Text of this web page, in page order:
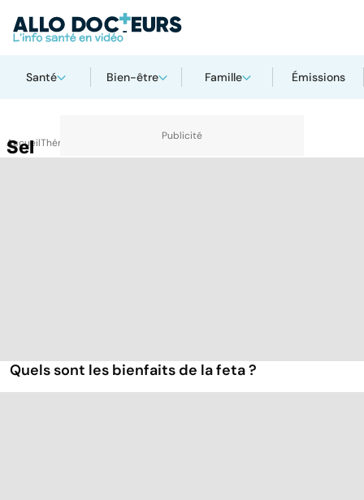
Santé Bien-être Famille Émissions
AccueilThématiques
Sel
Quels sont les bienfaits de la feta ?